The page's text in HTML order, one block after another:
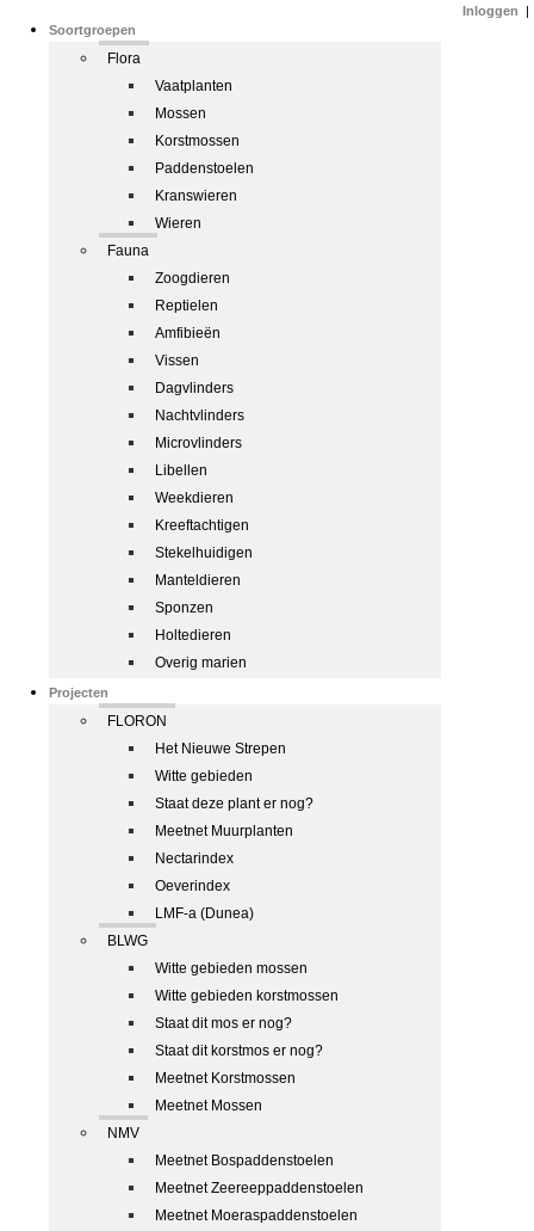
Soortgroepen
Flora
Vaatplanten
Mossen
Korstmossen
Paddenstoelen
Kranswieren
Wieren
Fauna
Zoogdieren
Reptielen
Amfibieën
Vissen
Dagvlinders
Nachtvlinders
Microvlinders
Libellen
Weekdieren
Kreeftachtigen
Stekelhuidigen
Manteldieren
Sponzen
Holtedieren
Overig marien
Projecten
FLORON
Het Nieuwe Strepen
Witte gebieden
Staat deze plant er nog?
Meetnet Muurplanten
Nectarindex
Oeverindex
LMF-a (Dunea)
BLWG
Witte gebieden mossen
Witte gebieden korstmossen
Staat dit mos er nog?
Staat dit korstmos er nog?
Meetnet Korstmossen
Meetnet Mossen
NMV
Meetnet Bospaddenstoelen
Meetnet Zeereeppaddenstoelen
Meetnet Moeraspaddenstoelen
Inloggen |